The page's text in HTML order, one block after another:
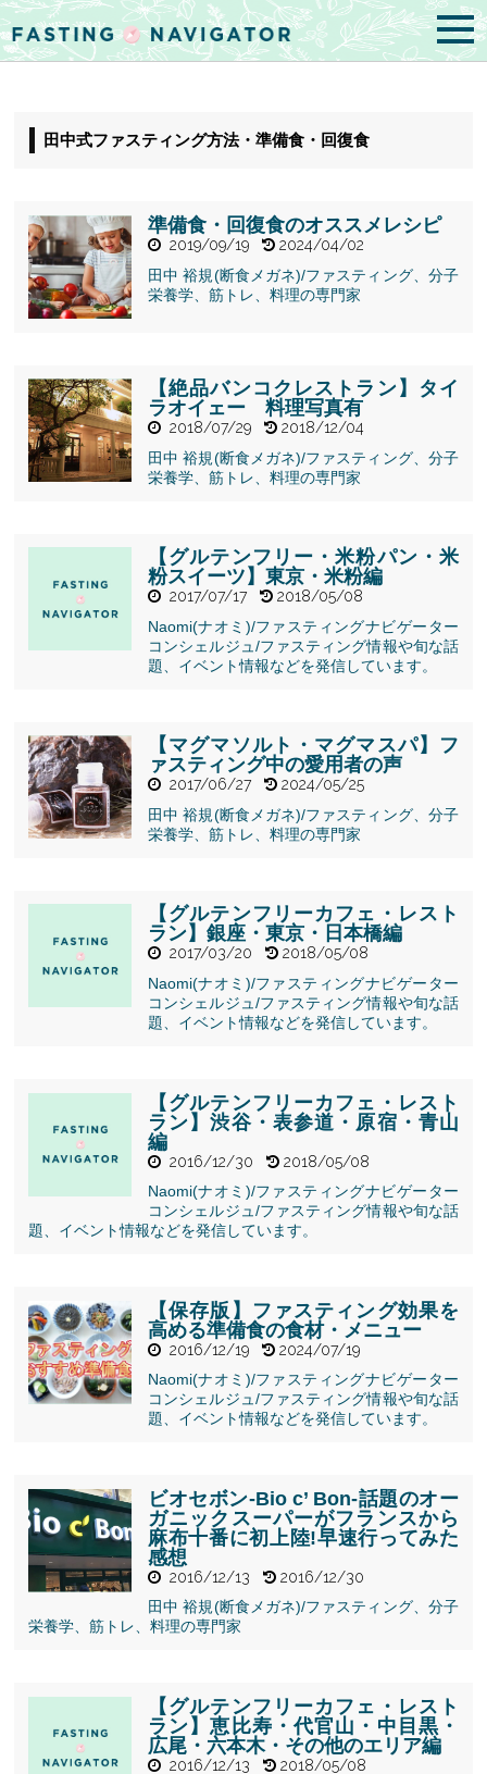
田中式ファスティング方法・準備食・回復食
ピ">
準備食・回復食のオススメレシピ
2019/09/19
2024/04/02
田中 裕規(断食メガネ)/ファスティング、分子
栄養学、筋トレ、料理の専門家
【絶品バンコクレストラン】タイ
ラオイェー 料理写真有
2018/07/29
2018/12/04
田中 裕規(断食メガネ)/ファスティング、分子
栄養学、筋トレ、料理の専門家
【グルテンフリー・米粉パン・米
粉スイーツ】東京・米粉編
2017/07/17
2018/05/08
Naomi(ナオミ)/ファスティングナビゲーター
コンシェルジュ/ファスティング情報や旬な話
題、イベント情報などを発信しています。
声">
【マグマソルト・マグマスパ】フ
ァスティング中の愛用者の声
2017/06/27
2024/05/25
田中 裕規(断食メガネ)/ファスティング、分子
栄養学、筋トレ、料理の専門家
【グルテンフリーカフェ・レスト
ラン】銀座・東京・日本橋編
2017/03/20
2018/05/08
Naomi(ナオミ)/ファスティングナビゲーター
コンシェルジュ/ファスティング情報や旬な話
題、イベント情報などを発信しています。
【グルテンフリーカフェ・レスト
ラン】渋谷・表参道・原宿・青山
編
2016/12/30
2018/05/08
Naomi(ナオミ)/ファスティングナビゲーター
コンシェルジュ/ファスティング情報や旬な話
題、イベント情報などを発信しています。
の食材・メニ
ュー">
【保存版】ファスティング効果を
高める準備食の食材・メニュー
2016/12/19
2024/07/19
Naomi(ナオミ)/ファスティングナビゲーター
コンシェルジュ/ファスティング情報や旬な話
題、イベント情報などを発信しています。
ボン-Bio c’
早速行ってみ
た感想">
ビオセボン-Bio c’ Bon-話題のオー
ガニックスーパーがフランスから
麻布十番に初上陸!早速行ってみた
感想
2016/12/13
2016/12/30
田中 裕規(断食メガネ)/ファスティング、分子
栄養学、筋トレ、料理の専門家
【グルテンフリーカフェ・レスト
ラン】恵比寿・代官山・中目黒・
広尾・六本木・その他のエリア編
2016/12/13
2018/05/08